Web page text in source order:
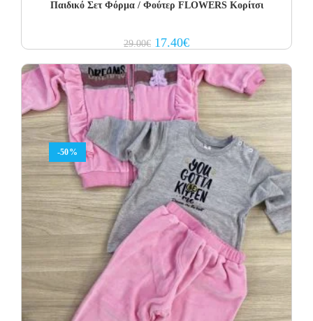
Παιδικό Σετ Φόρμα / Φούτερ FLOWERS Κορίτσι
29.00€ Original
price
29.00€.
17.40€Current
price
17.40€.
-50%